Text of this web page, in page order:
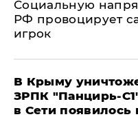
Социальную
РФ провоцирует
игрок
В Крыму
ЗРПК "Панцирь-
в Сети появилось